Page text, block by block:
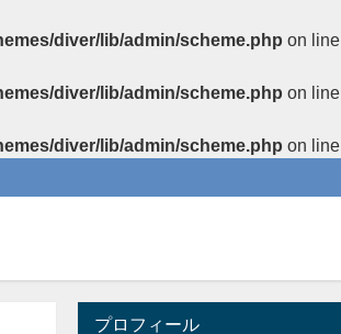
diver/lib/admin/scheme.php on line
diver/lib/admin/scheme.php on line
diver/lib/admin/scheme.php on line
プロフィール